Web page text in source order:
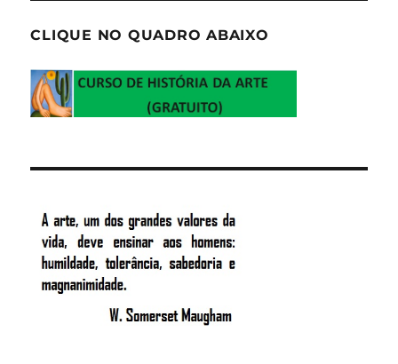
CLIQUE NO QUADRO ABAIXO